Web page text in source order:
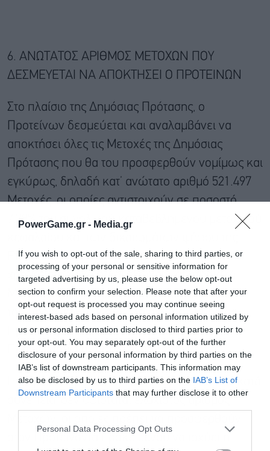
PowerGame.gr - Media.gr
If you wish to opt-out of the sale, sharing to third parties, or
processing of your personal or sensitive information for
targeted advertising by us, please use the below opt-out
section to confirm your selection. Please note that after your
opt-out request is processed you may continue seeing
interest-based ads based on personal information utilized by
us or personal information disclosed to third parties prior to
your opt-out. You may separately opt-out of the further
disclosure of your personal information by third parties on the
IAB’s list of downstream participants. This information may
also be disclosed by us to third parties on the IAB’s List of
Downstream Participants that may further disclose it to other
Personal Data Processing Opt Outs
6. ΑΝΩΤΑΤΟΣ ΑΡΙΘΜΟΣ ΜΕΤΟΧΩΝ ΠΟΥ
ΔΕΣΜΕΥΕΤΑΙ ΝΑ ΑΠΟΚΤΗΣΕΙ Ο ΠΡΟΤΕΙΝΩΝ
Στο πλαίσιο της Δημόσιας Πρότασης, ο
Προτείνων δεσμεύεται και αναλαμβάνει να
αποκτήσει όλες τις Μετοχές της Δημόσιας
Πρότασης που θα του προσφερθούν νομίμως και
εγκύρως, δηλαδή κατ’ ανώτατο αριθμό 521.497
Μετοχές, οι οποίες αντιστοιχούν σε ποσοστό
7,78% του συνολικού καταβεβλημένου μετοχικού
Εταιρείας. Ο Προτείνων προτίθεται να αποκτά
χρηματιστηριακά ή/και εξωχρηματιστηριακά
Μετοχές της Εταιρείας πέραν εκείνων που θα
του προσφερθούν στο πλαίσιο της Δημόσιας
Πρότασης σε τιμή ανά Μετοχή ίση με το
Προσφερόμενο Αντάλλαγμα.
Η Δημόσια Πρόταση είναι υποχρεωτική και, κατά
συνέπεια, δεν υφίσταται ελάχιστος αριθμός
Εγγραφή στο
newsletter